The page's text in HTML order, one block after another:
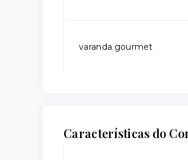
varanda gourmet
Características do